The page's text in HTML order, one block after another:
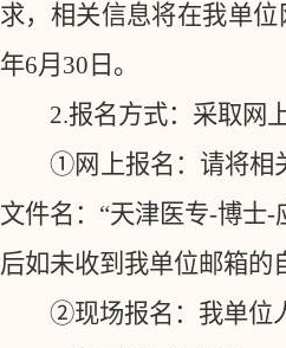
求，相关信息将在我单位
年6月 30 日。
2.报名方式：采取网
①网上报名：请将相
文件名：“天津医专-博士-
后如未收到我单位邮箱的
②现场报名：我单位